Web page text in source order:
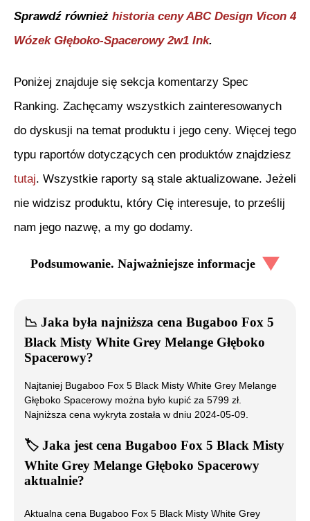
Sprawdź również historia cenyABC Design Vicon 4
Wózek Głęboko-Spacerowy 2w1 Ink.
Poniżej znajduje się sekcja komentarzy Spec
Ranking. Zachęcamy wszystkich zainteresowanych
do dyskusji na temat produktu i jego ceny. Więcej tego
typu raportów dotyczących cen produktów znajdziesz
tutaj. Wszystkie raporty są stale aktualizowane. Jeżeli
nie widzisz produktu, który Cię interesuje, to prześlij
nam jego nazwę, a my go dodamy.
Podsumowanie. Najważniejsze informacje
📉 Jaka była najniższa cena Bugaboo Fox 5
Black Misty White Grey Melange Głęboko
Spacerowy?
Najtaniej Bugaboo Fox 5 Black Misty White Grey Melange
Głęboko Spacerowy można było kupić za 5799 zł.
Najniższa cena wykryta została w dniu 2024-05-09
🏷️ Jaka jest cena Bugaboo Fox 5 Black Misty
White Grey Melange Głęboko Spacerowy
aktualnie?
Aktualna cena Bugaboo Fox 5 Black Misty White Grey